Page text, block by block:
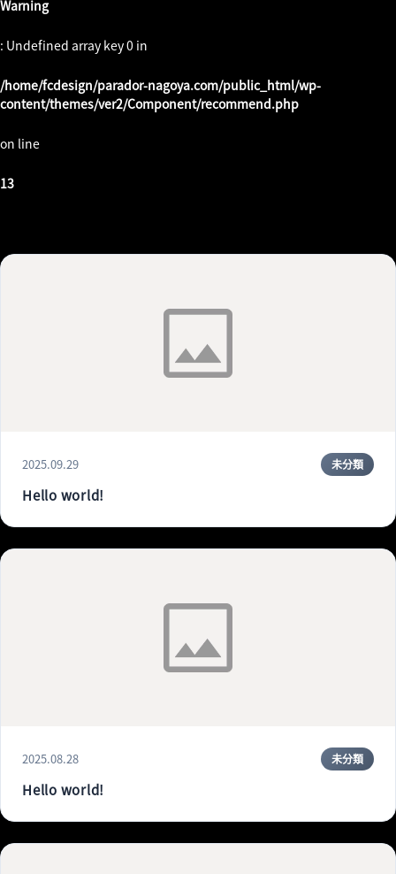
Warning
: Undefined array key 0 in
/home/fcdesign/parador-nagoya.com/public_html/wp-
content/themes/ver2/Component/recommend.php
on line
13
2025.09.29 未分類
Hello world!
2025.08.28 未分類
Hello world!